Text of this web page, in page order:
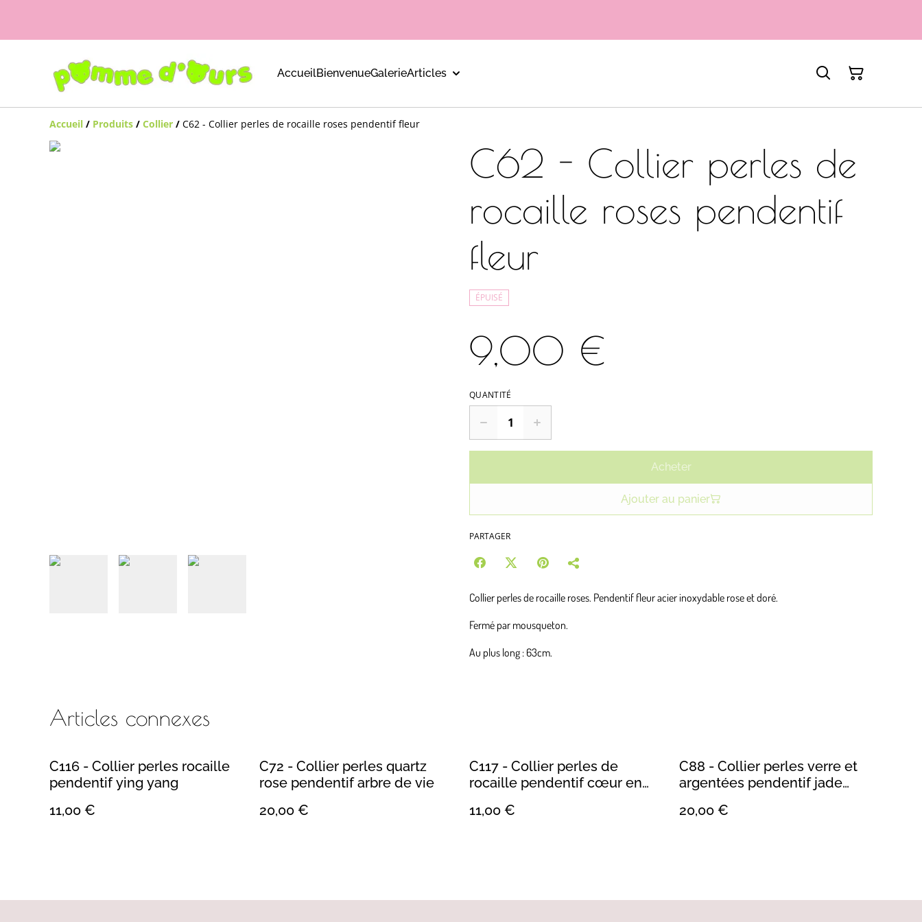
AccueilBienvenueGalerieArticles
Accueil / Produits / Collier / C62 - Collier perles de rocaille roses pendentif fleur
C62 - Collier perles de
rocaille roses pendentif
fleur
ÉPUISÉ
9,00 €
QUANTITÉ
Acheter
Ajouter au panier
PARTAGER
Collier perles de rocaille roses. Pendentif fleur acier inoxydable rose et doré.
Fermé par mousqueton.
Au plus long : 63cm.
Articles connexes
C116 - Collier perles rocaille
pendentif ying yang
11,00 €
C72 - Collier perles quartz
rose pendentif arbre de vie
20,00 €
C117 - Collier perles de
rocaille pendentif cœur en
11,00 €
C88 - Collier perles verre et
argentées pendentif jade
20,00 €